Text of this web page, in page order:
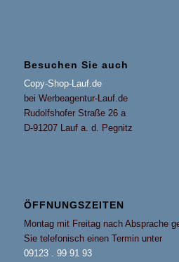
Besuchen Sie auch
Copy-Shop-Lauf.de
bei Werbeagentur-Lauf.de
Rudolfshofer Straße 26 a
D-91207 Lauf a. d. Pegnitz
ÖFFNUNGSZEITEN
Montag mit Freitag nach Absprache
Sie telefonisch einen Termin unter
09123 . 99 91 93